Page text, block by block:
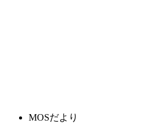
MOSだより